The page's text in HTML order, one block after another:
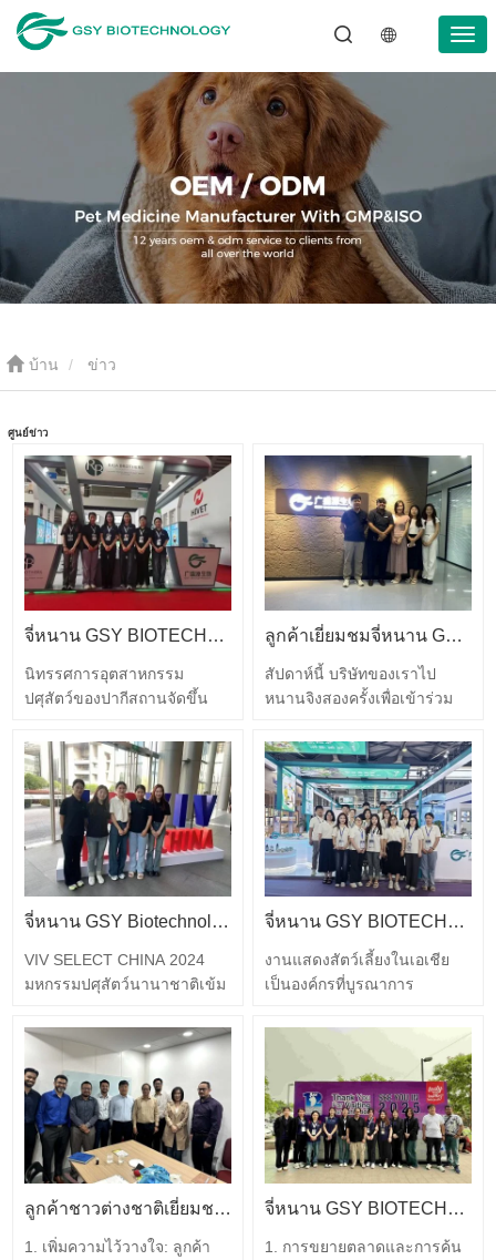
บ้าน ข่าว
ศูนย์ข่าว
จี่หนาน GSY BIOTECHNOLOGY CO., LTD. เข้าร่วมในงาน IPEX นิทรรศการปศุสัตว์นานาชาติของปากีสถานปี 2024
นิทรรศการอุตสาหกรรม
ปศุสัตว์ของปากีสถานจัดขึ้น
และนิทรรศการนานาชาติละฮ
อร์ในปากีสถาน ระหว่างวันที่
26-28 กันยายน 2567
นิทรรศการนี้จัดขึ้นทุกปีและจัด
โดยสมาคมสัตว์ปีกของ
ปากีสถาน บริษัทและผู้กำหนด
นโยบายหน่วยงานภาครัฐ
มากกว่า 5,000 รายจาก
เยอรมนี…
ลูกค้าเยี่ยมชมจี่หนาน GSY Biotechnology Co.,Ltd
สัปดาห์นี้ บริษัทของเราไป
หนานจิงสองครั้งเพื่อเข้าร่วม
ลูกค้าระยะยาว ในระหว่างการ
เฉลิมฉลองนี้ ผู้จัดการแผนก
การค้าต่างประเทศของเราได้
แนะนำกลุ่มผลิตภัณฑ์ใหม่
ล่าสุดของบริษัท และเสนอการ
ออกแบบบรรจุภัณฑ์ใหม่ให้กับ
ลูกค้าโดยละเอียด ในเวลา
เดียวกัน…
จี่หนาน GSY Biotechnology Co.,Ltd ในนิทรรศการ Nanjing VIV
VIV SELECT CHINA 2024
มหกรรมปศุสัตว์นานาชาติเข้ม
ขึ้นอย่างยิ่งใหญ่เมื่อวันที่ 5
กันยายน การเป็นเจ้าภาพจัด
นิทรรศการครั้งนี้ได้เปิดโอกาส
ให้มีการประสานงานการ
พัฒนาอุตสาหกรรมปศุสัตว์ใน
ประเทศและต่างประเทศมาก
ขึ้น ธีมของนิทรรศการนี้คือ
"การรวบรวมโมเมนตัม…
จี่หนาน GSY BIOTECHNOLOGY CO., LTD. เข้าร่วมงานแสดงสัตว์เลี้ยงแห่งเอเชียปี 2024
งานแสดงสัตว์เลี้ยงในเอเชีย
เป็นองค์กรที่บูรณาการ
ประเทศอย่างกระตือรือร้น
รวบรวมผู้เชี่ยวชาญชั้นนำใน
อุตสาหกรรมสัตว์เลี้ยงระดับ
โลก และเชิญผู้เข้าชมมืออาชีพ
คุณภาพสูงระดับโลก ผู้ผลิต
กระแสหลักในอุตสาหกรรม
ตัวแทน ผู้ค้าปลีก และกลุ่มเยี่ยม
ชมจากต่างประเทศเพื่อเข้าร่วม
ลูกค้าชาวต่างชาติเยี่ยมชม JINAN GSY BIOTECHNOLOGY CO., LTD.
1. เพิ่มความไว้วางใจ: ลูกค้า
จี่หนาน GSY BIOTECHNOLOGY CO., LTD. เข้าร่วมในนิทรรศการระดับนานาชาติ
1. การขยายตลาดและการค้น